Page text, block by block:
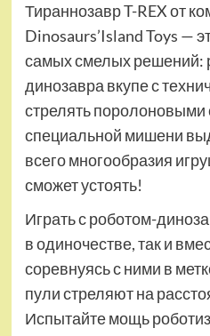
Тираннозавр T-REX от
Dinosaurs’Island Toys —
самых смелых решений:
динозавра вкупе с
стрелять
специальной мишени
всего многообразия
сможет устоять!
Играть с роботом-
в одиночестве, так и
соревнуясь с ними в
пули стреляют на
Испытайте мощь